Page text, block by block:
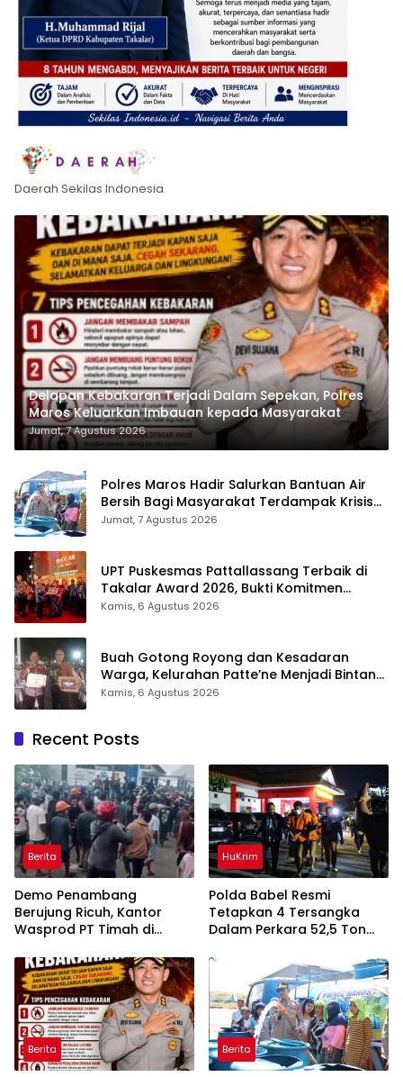
Daerah Sekilas Indonesia
Delapan Kebakaran Terjadi Dalam Sepekan, Polres
Maros Keluarkan Imbauan kepada Masyarakat
Jumat, 7 Agustus 2026
Polres Maros Hadir Salurkan Bantuan Air
Bersih Bagi Masyarakat Terdampak Krisis
Air Bersih Di Maros
Jumat, 7 Agustus 2026
UPT Puskesmas Pattallassang Terbaik di
Takalar Award 2026, Bukti Komitmen
Hadirkan Pelayanan Kesehatan Berkualitas
Kamis, 6 Agustus 2026
Buah Gotong Royong dan Kesadaran
Warga, Kelurahan Patte’ne Menjadi Bintang
Takalar Award 2026
Kamis, 6 Agustus 2026
Recent Posts
Berita
Demo Penambang
Berujung Ricuh, Kantor
Wasprod PT Timah di
HuKrim
Polda Babel Resmi
Tetapkan 4 Tersangka
Dalam Perkara 52,5 Ton
Belitung
Berita Berita